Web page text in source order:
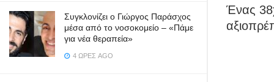
Συγκλονίζει ο Γιώργος Παράσχος
μέσα από το νοσοκομείο – «Πάμε
για νέα θεραπεία»
4 ΏΡΕΣ AGO
Ένας